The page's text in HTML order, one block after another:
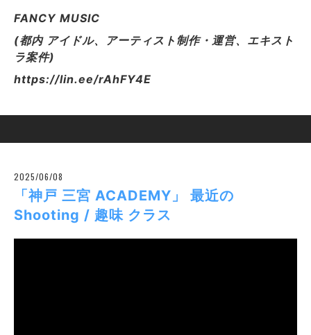
FANCY MUSIC
(都内 アイドル、アーティスト制作・運営、エキスト
ラ案件)
https://lin.ee/rAhFY4E
2025/06/08
「神戸 三宮 ACADEMY」 最近の
Shooting / 趣味 クラス